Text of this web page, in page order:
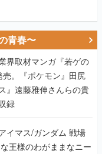
青春〜
界取材マンガ『若ゲの
。『ポケモン』田尻
』遠藤雅伸さんらの貴
録
マス/ガンダム 戦場
王様のわがままなニー